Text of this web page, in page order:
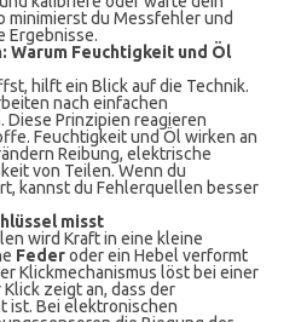
minimierst du Messfehler und
Ergebnisse.
Warum Feuchtigkeit und Öl
hilft ein Blick auf die Technik.
nach einfachen
Diese Prinzipien reagieren
Feuchtigkeit und Öl wirken an
Reibung, elektrische
von Teilen. Wenn du
kannst du Fehlerquellen besser
misst
wird Kraft in eine kleine
Federoder ein Hebel verformt
Klickmechanismus löst bei einer
zeigt an, dass der
ist. Bei elektronischen